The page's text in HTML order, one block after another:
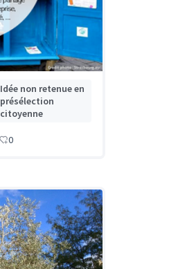
Idée non retenue en
présélection
citoyenne
0